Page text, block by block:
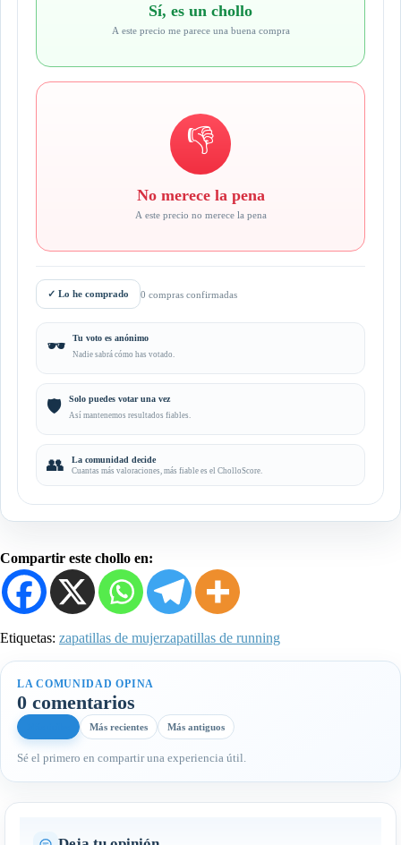
Sí, es un chollo
A este precio me parece una buena compra
👎
No merece la pena
A este precio no merece la pena
✓ Lo he comprado 0 compras confirmadas
🕶️ Tu voto es anónimo
Nadie sabrá cómo has votado.
🛡️ Solo puedes votar una vez
Así mantenemos resultados fiables.
👥 La comunidad decide
Cuantas más valoraciones, más fiable es el CholloScore.
Compartir este chollo en:
Etiquetas: zapatillas de mujerzapatillas de running
LA COMUNIDAD OPINA
0 comentarios
Más recientes Más antiguos
Sé el primero en compartir una experiencia útil.